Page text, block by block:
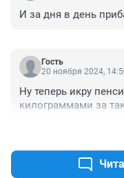
И за дня в день
Гость
20 ноября 2024,
Ну теперь икру
килограммами за